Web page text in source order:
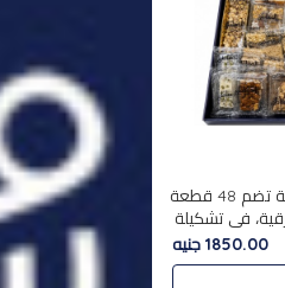
استمتع بتجربة فاخرة مع علبة تضم 48 قطعة
في تشكيلة
1850.00 جنيه